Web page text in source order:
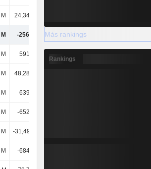
24,34 mil M
-256 mil M -307 mil M
591 mil M
48,28 mil M
639 mil M
-652 mil M
-31,49 mil M
-684 mil M
Más rankings
Rankings